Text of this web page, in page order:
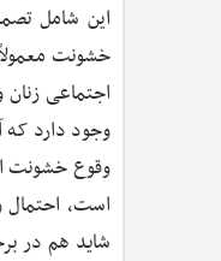
این شامل
خشونت
اجتماعی
وجود دارد
وقوع خشونت
است، احتمال
شاید هم در